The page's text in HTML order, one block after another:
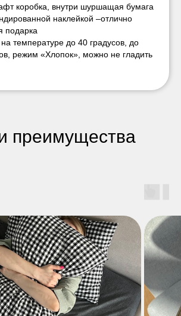
коробка, внутри шуршащая бумага
наклейкой –отлично
подарка
температуре до 40 градусов, до
режим «Хлопок», можно не гладить
преимущества